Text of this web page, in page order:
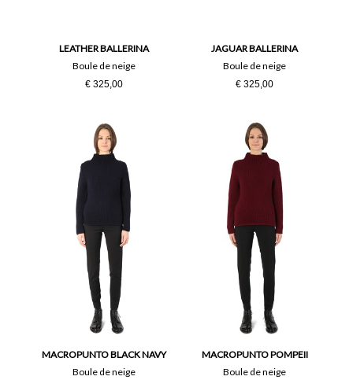
LEATHER BALLERINA
Boule de neige
€ 325,00
JAGUAR BALLERINA
Boule de neige
€ 325,00
MACROPUNTO BLACK NAVY
Boule de neige
MACROPUNTO POMPEII
Boule de neige